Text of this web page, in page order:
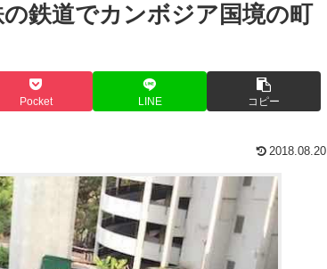
鉄道でカンボジア国境の町
Pocket LINE コピー
2018.08.20